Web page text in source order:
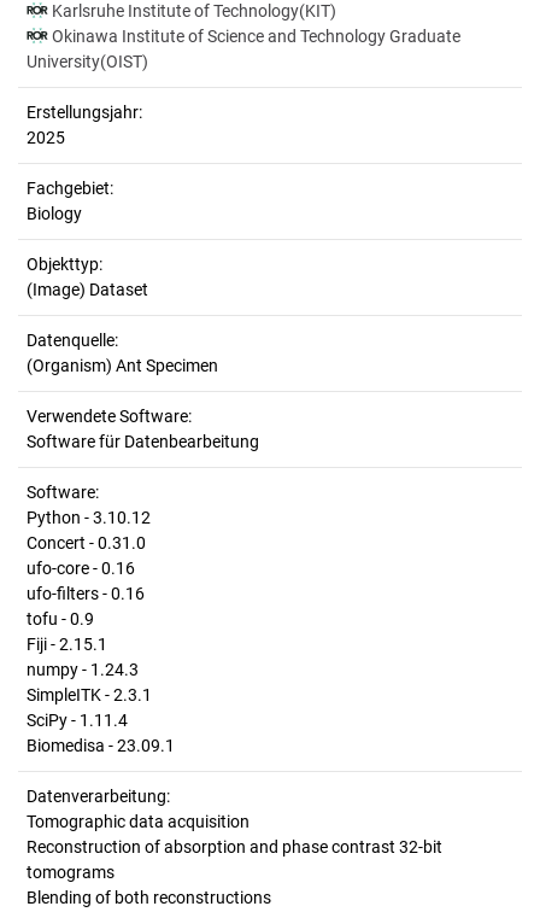
Karlsruhe Institute of Technology(KIT)
Okinawa Institute of Science and Technology Graduate
University(OIST)
Erstellungsjahr:
2025
Fachgebiet:
Biology
Objekttyp:
(Image) Dataset
Datenquelle:
(Organism) Ant Specimen
Verwendete Software:
Software für Datenbearbeitung
Software:
Python - 3.10.12
Concert - 0.31.0
ufo-core - 0.16
ufo-filters - 0.16
tofu - 0.9
Fiji - 2.15.1
numpy - 1.24.3
SimpleITK - 2.3.1
SciPy - 1.11.4
Biomedisa - 23.09.1
Datenverarbeitung:
Tomographic data acquisition
Reconstruction of absorption and phase contrast 32-bit
tomograms
Blending of both reconstructions